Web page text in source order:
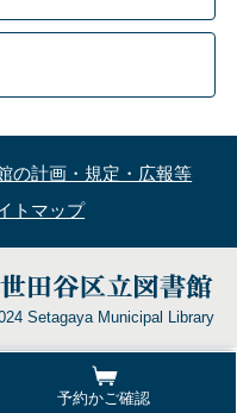
予約かご確認
の計画・規定・広報等
トマップ
Setagaya Municipal Library